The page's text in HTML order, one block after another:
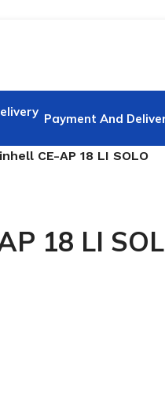
Payment And
CE-AP 18 LI SOLO
18 LI